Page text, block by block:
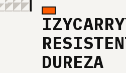
DUREZA